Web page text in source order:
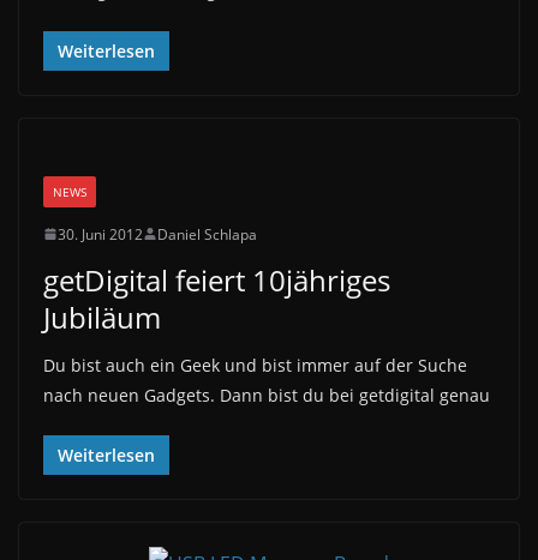
Weiterlesen
NEWS
30. Juni 2012 Daniel Schlapa
getDigital feiert 10jähriges
Jubiläum
Du bist auch ein Geek und bist immer auf der Suche
nach neuen Gadgets. Dann bist du bei getdigital genau
Weiterlesen